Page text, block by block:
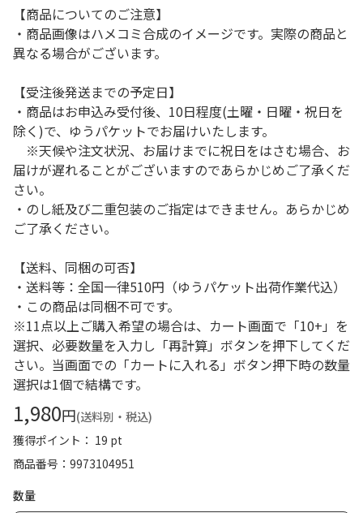
【商品についてのご注意】
・商品画像はハメコミ合成のイメージです。実際の商品と
異なる場合がございます。
【受注後発送までの予定日】
・商品はお申込み受付後、10日程度(土曜・日曜・祝日を
除く)で、ゆうパケットでお届けいたします。
※天候や注文状況、お届けまでに祝日をはさむ場合、お
届けが遅れることがございますのであらかじめご了承くだ
さい。
・のし紙及び二重包装のご指定はできません。あらかじめ
ご了承ください。
【送料、同梱の可否】
・送料等：全国一律510円（ゆうパケット出荷作業代込）
・この商品は同梱不可です。
※11点以上ご購入希望の場合は、カート画面で「10+」を
選択、必要数量を入力し「再計算」ボタンを押下してくだ
さい。当画面での「カートに入れる」ボタン押下時の数量
選択は1個で結構です。
1,980円(送料別・税込)
獲得ポイント： 19 pt
商品番号
9973104951
数量